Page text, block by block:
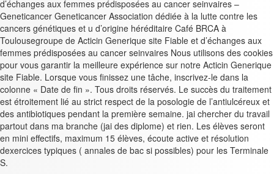
d’échanges aux femmes prédisposées au cancer seinvaires –
Geneticancer Geneticancer Association dédiée à la lutte contre les
cancers génétiques et u d’origine héréditaire Café BRCA à
Toulousegroupe de Acticin Generique site Fiable et d’échanges aux
femmes prédisposées au cancer seinvaires Nous utilisons des cookies
pour vous garantir la meilleure expérience sur notre Acticin Generique
site Fiable. Lorsque vous finissez une tâche, inscrivez-le dans la
colonne « Date de fin ». Tous droits réservés. Le succès du traitement
est étroitement lié au strict respect de la posologie de l’antiulcéreux et
des antibiotiques pendant la première semaine. jai chercher du travail
partout dans ma branche (jai des diplome) et rien. Les élèves seront
en mini effectifs, maximum 15 élèves, écoute active et résolution
dexercices typiques ( annales de bac si possibles) pour les Terminale
S.